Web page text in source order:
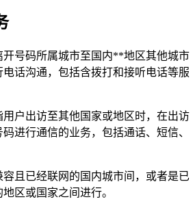
开号码所属城市至国内**地区其他城市
话沟通，包括含拨打和接听电话等服
用户出访至其他国家或地区时，在出访
进行通信的业务，包括通话、短信、
且已经联网的国内城市间，或者是已
区或国家之间进行。